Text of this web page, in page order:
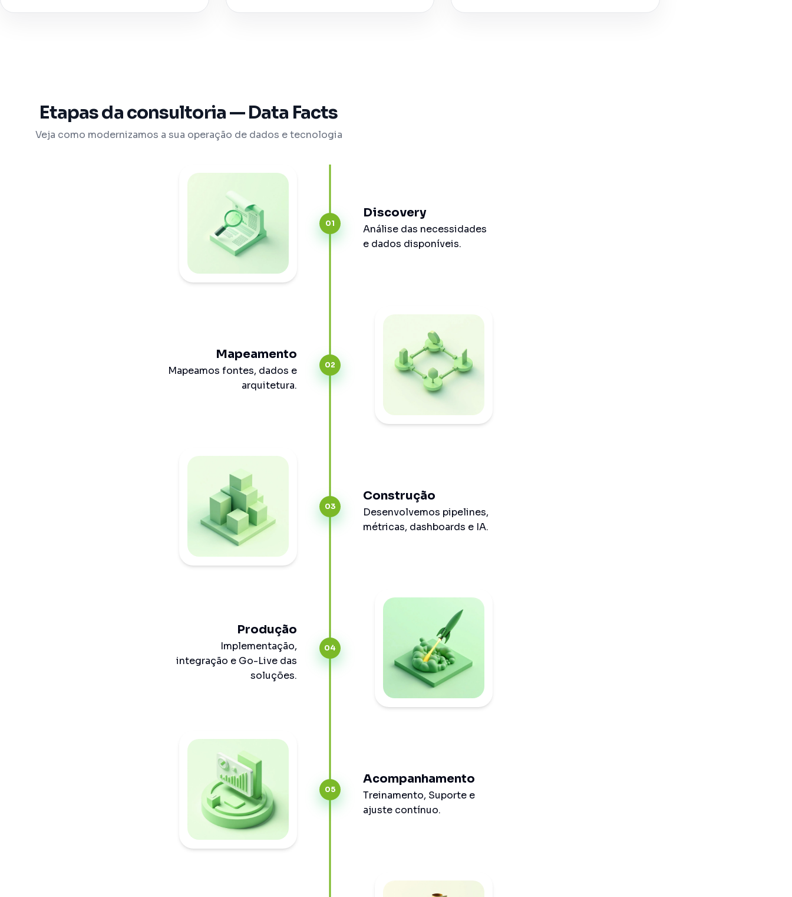
Etapas da consultoria — Data Facts
Veja como modernizamos a sua operação de dados e tecnologia
01
Discovery
Análise das necessidades
e dados disponíveis.
Mapeamento
Mapeamos fontes, dados e
arquitetura.
02
03
Construção
Desenvolvemos pipelines,
métricas, dashboards e IA.
Produção
Implementação,
integração e Go-Live das
soluções.
04
05
Acompanhamento
Treinamento, Suporte e
ajuste contínuo.